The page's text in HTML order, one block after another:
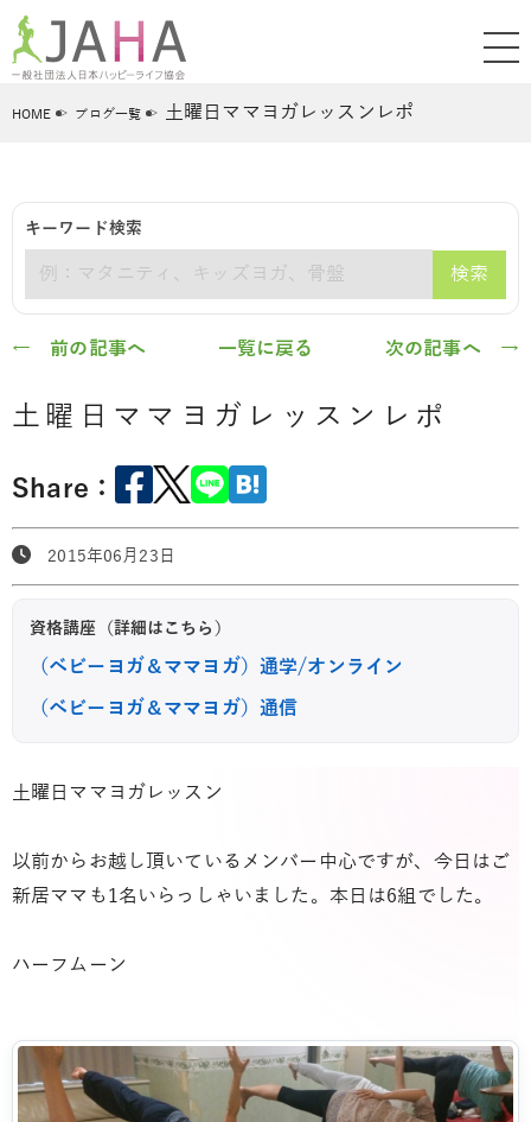
HOME ブログ一覧 土曜日ママヨガレッスンレポ
キーワード検索
検索
← 前の記事へ 一覧に戻る 次の記事へ →
土曜日ママヨガレッスンレポ
Share：
2015年06月23日
資格講座（詳細はこちら）
（ベビーヨガ＆ママヨガ）通学/オンライン
（ベビーヨガ＆ママヨガ）通信
土曜日ママヨガレッスン
以前からお越し頂いているメンバー中心ですが、今日はご
新居ママも1名いらっしゃいました。本日は6組でした。
ハーフムーン